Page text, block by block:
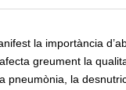
la importància
greument la
pneumònia, la